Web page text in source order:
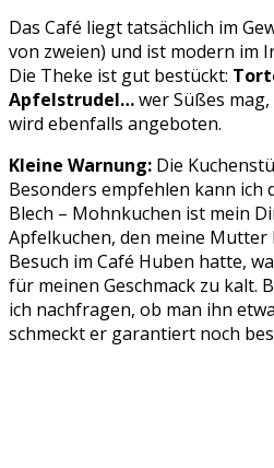
Das Café liegt tatsächlich im
von zweien) und ist modern im
Die Theke ist gut bestückt:
Apfelstrudel…wer Süßes
wird ebenfalls angeboten.
Kleine Warnung: Die
Besonders empfehlen kann ich
Blech – Mohnkuchen ist mein
Apfelkuchen, den meine Mutter
Besuch im Café Huben hatte,
für meinen Geschmack zu kalt.
ich nachfragen, ob man ihn
schmeckt er garantiert noch